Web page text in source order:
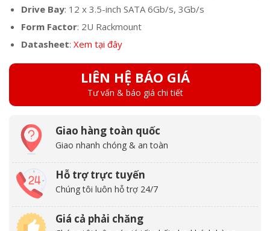
Drive Bay: 12 x 3.5-inch SATA 6Gb/s, 3Gb/s
Form Factor: 2U Rackmount
Datasheet: Xem tại đây
LIÊN HỆ BÁO GIÁ
Tư vấn & báo giá chi tiết
Giao hàng toàn quốc
Giao nhanh chóng & an toàn
Hỗ trợ trực tuyến
Chúng tôi luôn hỗ trợ 24/7
Giá cả phải chăng